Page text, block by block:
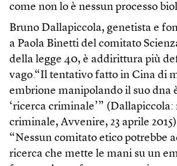
come non lo è nessun processo
Bruno Dallapiccola, genetista e
a Paola Binetti del comitato
della legge 40, è addirittura più
vago.“Il tentativo fatto in Cina di
embrione manipolando il suo dna
‘ricerca criminale’” (Dallapiccola:
criminale, Avvenire, 23 aprile
“Nessun comitato etico potrebbe
ricerca che mette le mani su un